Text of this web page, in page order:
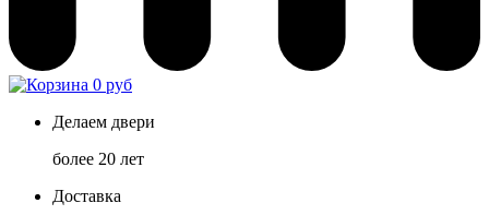
0 руб
Делаем двери
более 20 лет
Доставка